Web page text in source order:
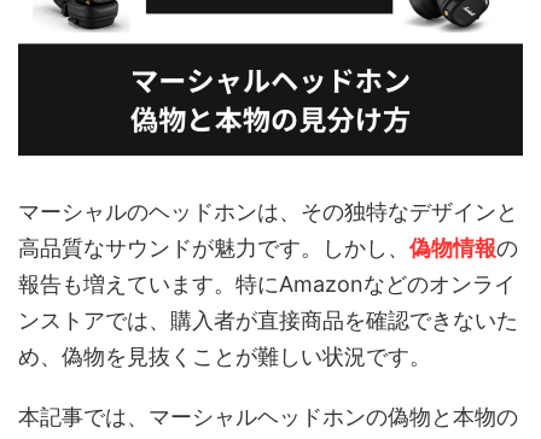
マーシャルのヘッドホンは、その独特なデザインと
高品質なサウンドが魅力です。しかし、 偽物情報の
報告も増えています。特にAmazonなどのオンライ
ンストアでは、購入者が直接商品を確認できないた
め、偽物を見抜くことが難しい状況です。
本記事では、マーシャルヘッドホンの偽物と本物の